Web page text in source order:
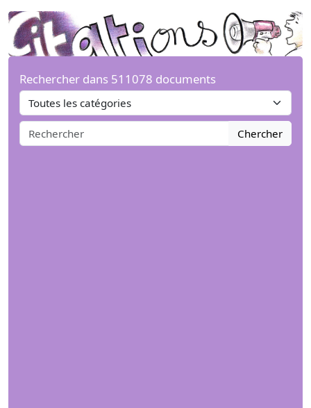
Rechercher dans 511078 documents
Chercher